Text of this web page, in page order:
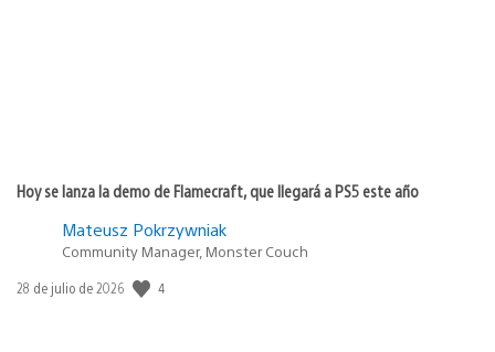
Hoy se lanza la demo de Flamecraft, que llegará a PS5 este año
Mateusz Pokrzywniak
Community Manager, Monster Couch
Fecha
28 de julio de 2026 4